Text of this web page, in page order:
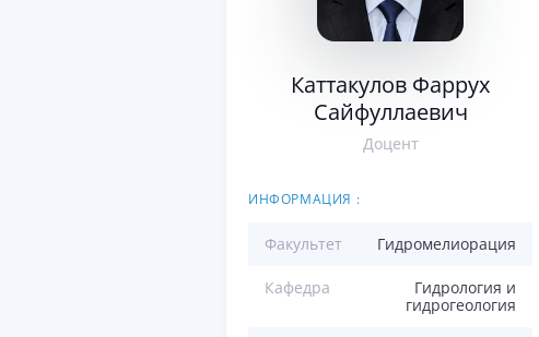
Каттакулов Фаррух
Сайфуллаевич
Доцент
ИНФОРМАЦИЯ :
Факультет Гидромелиорация
Кафедра
Гидрология и
гидрогеология